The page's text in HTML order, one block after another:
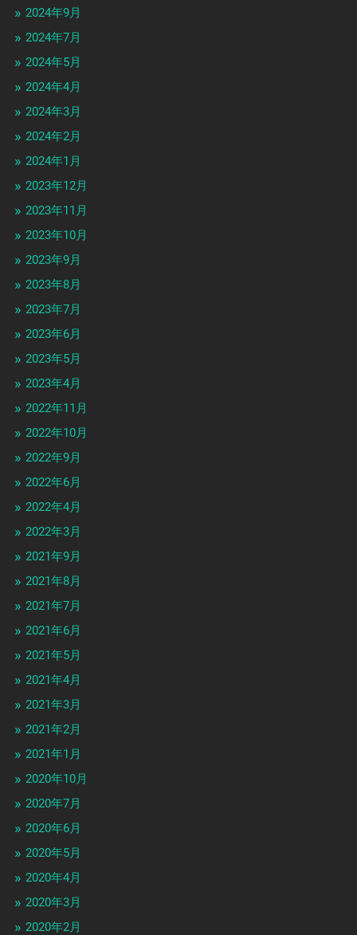
2024年9月
2024年7月
2024年5月
2024年4月
2024年3月
2024年2月
2024年1月
2023年12月
2023年11月
2023年10月
2023年9月
2023年8月
2023年7月
2023年6月
2023年5月
2023年4月
2022年11月
2022年10月
2022年9月
2022年6月
2022年4月
2022年3月
2021年9月
2021年8月
2021年7月
2021年6月
2021年5月
2021年4月
2021年3月
2021年2月
2021年1月
2020年10月
2020年7月
2020年6月
2020年5月
2020年4月
2020年3月
2020年2月